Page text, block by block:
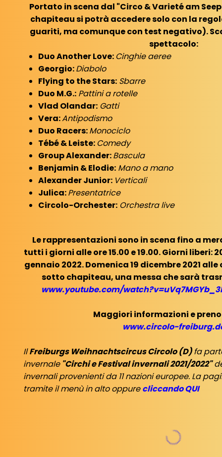
Portato in scena dal "Circo & Varieté am
chapiteau si potrà accedere solo con la
guariti, ma comunque con test negativo).
spettacolo:
Duo Another Love: Cinghie aeree
Georgio:Diabolo
Flying to the Stars: Sbarre
Duo M.G.: Pattini a rotelle
Vlad Olandar: Gatti
Vera:Antipodismo
Duo Racers:Monociclo
Tébé & Leiste: Comedy
Group Alexander:Bascula
Benjamin & Elodie: Mano a mano
Alexander Junior: Verticali
Julica:Presentatrice
Circolo-Orchester: Orchestra live
Le rappresentazioni sono in scena fino a
tutti i giorni alle ore 15.00 e 19.00. Giorni liberi:
gennaio 2022. Domenica 19 dicembre 2021 alle
sotto chapiteau, una messa che sarà
www.youtube.com/
Maggiori informazioni e
www.circolo-
IlFreiburgs Weihnachtscircus Circolo (D)fa
invernale"Circhi e Festival invernali 2021/2022"
invernali provenienti da 11 nazioni europee. La
tramite il menù in alto oppurecliccando QUI